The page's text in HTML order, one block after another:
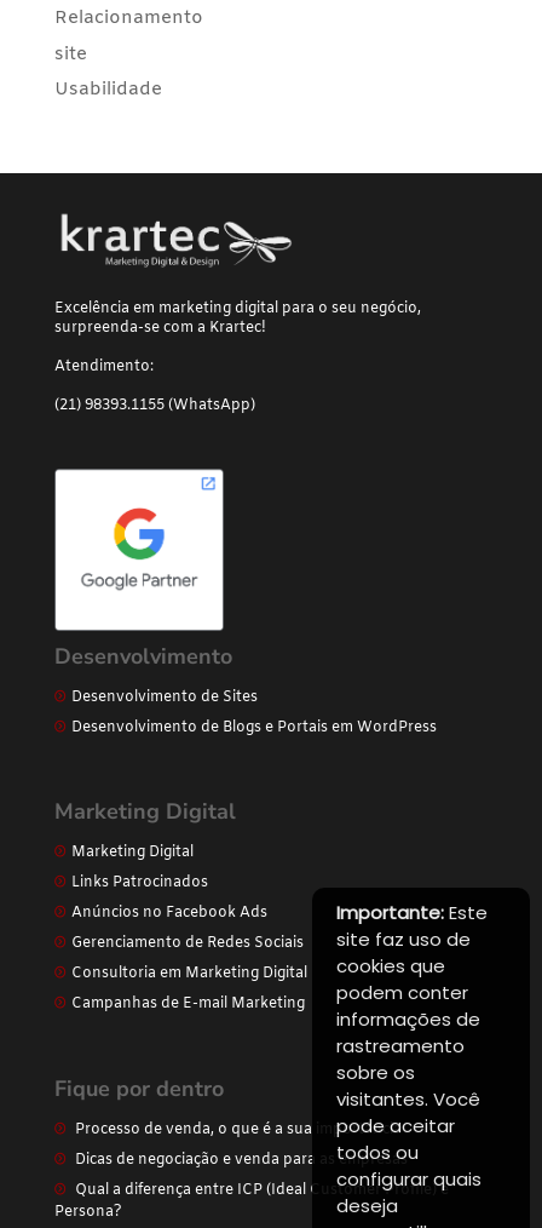
Relacionamento
site
Usabilidade
Excelência em marketing digital para o seu negócio,
surpreenda-se com a Krartec!
Atendimento:
(21) 98393.1155 (WhatsApp)
Desenvolvimento
Desenvolvimento de Sites
Desenvolvimento de Blogs e Portais em WordPress
Marketing Digital
Marketing Digital
Links Patrocinados
Anúncios no Facebook Ads
Gerenciamento de Redes Sociais
Consultoria em Marketing Digital
Campanhas de E-mail Marketing
Fique por dentro
Processo de venda, o que é a sua importância
Dicas de negociação e venda para as empresas
Qual a diferença entre ICP (Ideal Customer Profile) e
Persona?
Importante:Este
site faz uso de
cookies que
podem conter
informações de
rastreamento
sobre os
visitantes. Você
pode aceitar
todos ou
configurar quais
deseja